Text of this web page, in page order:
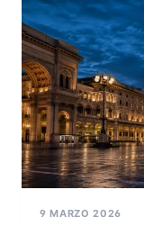
9 MARZO 2026